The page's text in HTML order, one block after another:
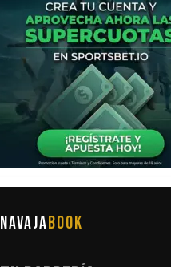
NAVAJABOOK